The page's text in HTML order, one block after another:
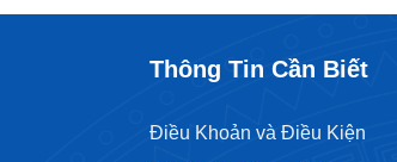
Thông Tin Cần Biết
Điều Khoản và Điều Kiện